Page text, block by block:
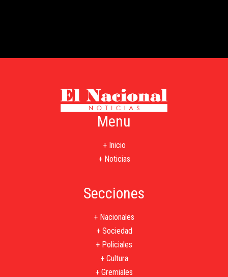
Menu
+ Inicio
+ Noticias
Secciones
+ Nacionales
+ Sociedad
+ Policiales
+ Cultura
+ Gremiales